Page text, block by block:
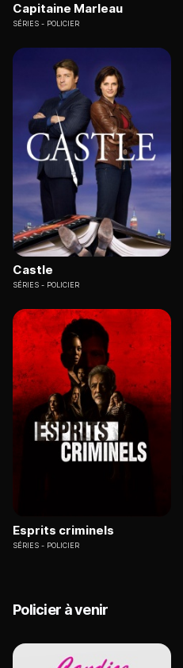
Capitaine Marleau
SÉRIES POLICIER
Castle
SÉRIES POLICIER
Esprits criminels
SÉRIES POLICIER
Policier à venir